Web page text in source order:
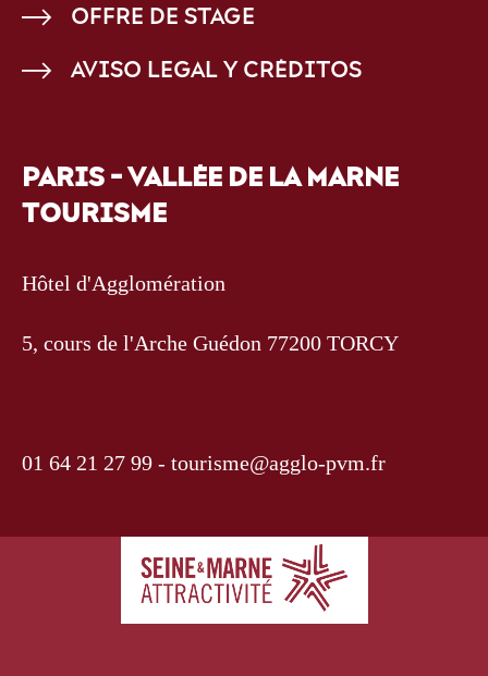
OFFRE DE STAGE
AVISO LEGAL Y CRÉDITOS
PARIS - VALLÉE DE LA MARNE
TOURISME
Hôtel d'Agglomération
5, cours de l'Arche Guédon 77200 TORCY
01 64 21 27 99 - tourisme@agglo-pvm.fr